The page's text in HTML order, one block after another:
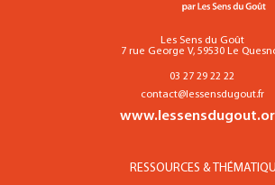
Les Sens du Goût
7 rue George V, 59530 Le
03 27 29 22 22
contact@lessensdugout.fr
RESSOURCES &